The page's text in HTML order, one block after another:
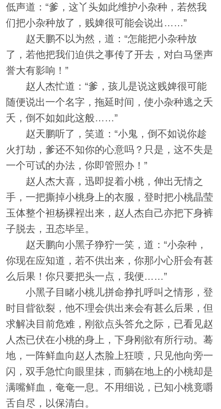
低声道：“爹，这丫头如此维护小杂种，若然我
们把小杂种放了，贱婢很可能会说出……”
赵天鹏不以为然，道：“怎能把小杂种放
了，若他把我们迫供之事传了开去，对白马堡声
誉大有影响！”
赵人杰忙道：“爹，孩儿是说这贱婢很可能
随便说出一个名字，拖延时间，使小杂种逃之夭
夭，倒不如如此这般……”
赵天鹏听了，笑道：“小鬼，倒不如说你趁
火打劫，爹还不知你的心意吗？只是，这不失是
一个可试的办法，你即管照办！”
赵人杰大喜，迅即捉着小桃，伸出无情之
手，一把撕掉小桃身上的衣服，登时把小桃晶莹
玉体整个袒杨裸裎出来，赵人杰自己亦把下身裤
子脱去，丑态毕呈。
赵天鹏向小黑子狰狞一笑，道：“小杂种，
你现在应知道，若不供出来，你那小心肝会有甚
么后果！你只要把头一点，我便……”
小黑子目睹小桃儿拼命挣扎呼叫之情形，登
时目眥欲裂，他不理会供出来会有甚么后果，但
求解决目前危难，刚欲点头答允之际，已看见赵
人杰已伏在小桃的身上，下身刚欲有所行动。蓦
地，一阵鲜血向赵人杰脸上狂喷，只见他向旁一
闪，双手急忙向眼里抹，而躺在地上的小桃却是
满嘴鲜血，奄奄一息。不用细说，已知小桃竟嚼
舌自尽，以保清白。